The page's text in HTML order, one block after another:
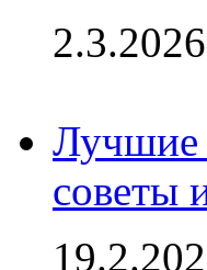
Лучшие
советы